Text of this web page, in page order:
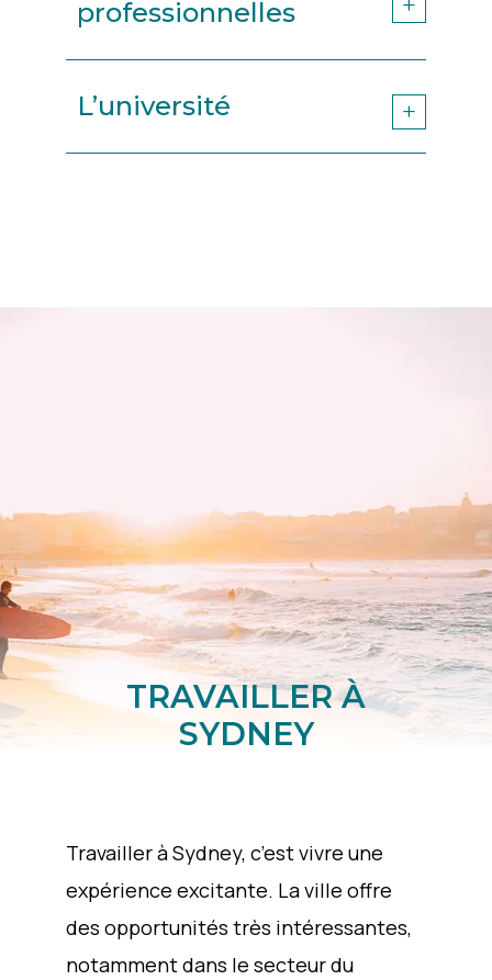
professionnelles
L’université
TRAVAILLER À
SYDNEY
Travailler à Sydney, c’est vivre une
expérience excitante. La ville offre
des opportunités très intéressantes,
notamment dans le secteur du